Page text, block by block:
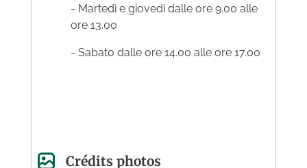
- Martedì e giovedì dalle ore 9.00 alle
ore 13.00
- Sabato dalle ore 14.00 alle ore 17.00
Crédits photos